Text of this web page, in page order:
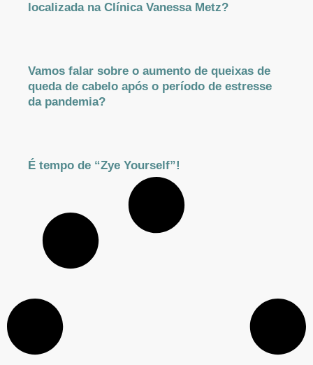
localizada na Clínica Vanessa Metz?
Vamos falar sobre o aumento de queixas de
queda de cabelo após o período de estresse
da pandemia?
É tempo de “Zye Yourself”!